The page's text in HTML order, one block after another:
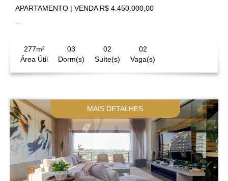
APARTAMENTO | VENDA R$ 4.450.000,00
277m²
Área Útil
03
Dorm(s)
02
Suíte(s)
02
Vaga(s)
MAIS DETALHES